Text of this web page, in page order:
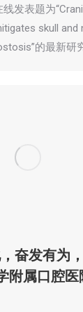
发表题为
skull and
的最新研
奋发有为
附属口腔医